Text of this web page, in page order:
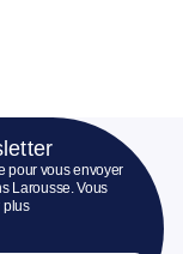
pour vous envoyer
Larousse. Vous
plus